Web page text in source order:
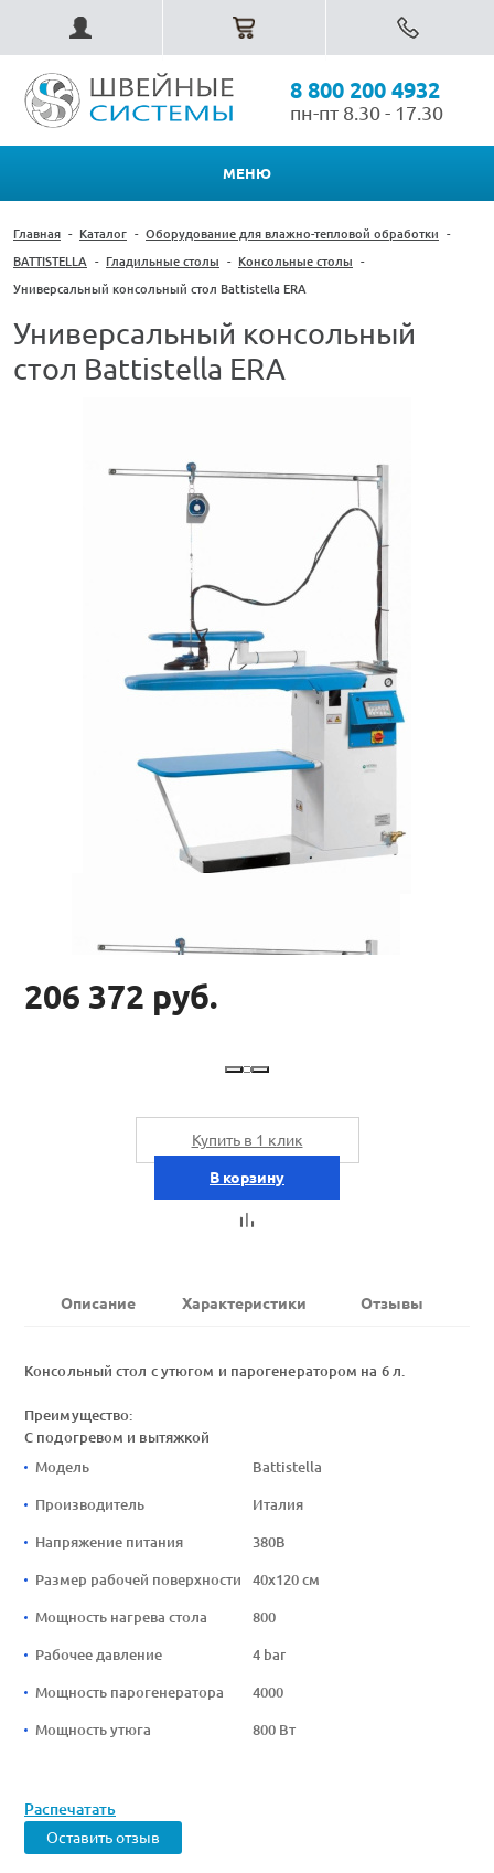
8 800 200 4932
пн-пт 8.30 - 17.30
МЕНЮ
Главная - Каталог - Оборудование для влажно-тепловой обработки -
BATTISTELLA - Гладильные столы - Консольные столы -
Универсальный консольный стол Battistella ERA
Универсальный консольный
стол Battistella ERA
206 372 руб.
Купить в 1 клик
В корзину
Описание Характеристики Отзывы
Консольный стол с утюгом и парогенератором на 6 л.
Преимущество:
C подогревом и вытяжкой
Модель
Battistella
Производитель Италия
Напряжение питания 380В
Размер рабочей поверхности 40х120 см
Мощность нагрева стола 800
Рабочее давление 4 bar
Мощность парогенератора 4000
Мощность утюга 800 Вт
Распечатать
Оставить отзыв